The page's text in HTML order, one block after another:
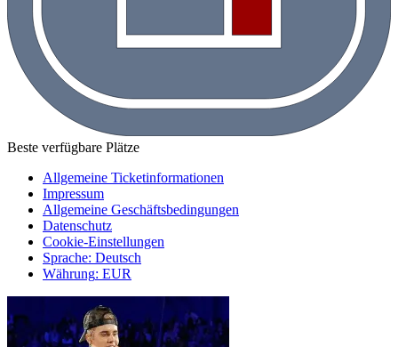
Beste verfügbare Plätze
Allgemeine Ticketinformationen
Impressum
Allgemeine Geschäftsbedingungen
Datenschutz
Cookie-Einstellungen
Sprache: Deutsch
Währung: EUR